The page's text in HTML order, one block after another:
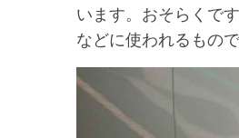
います。おそらくで
などに使われるもの